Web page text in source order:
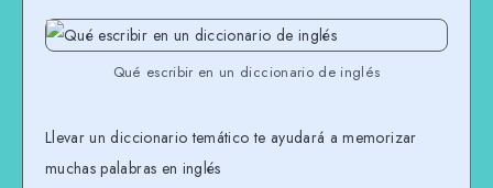
Qué escribir en un diccionario de inglés
Llevar un diccionario temático te ayudará a memorizar
muchas palabras en inglés